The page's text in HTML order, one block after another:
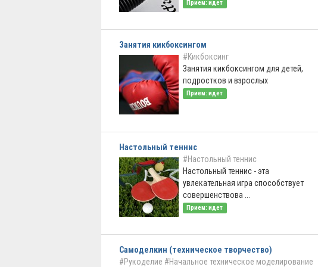
Прием: идет
Занятия кикбоксингом
#Кикбоксинг
Занятия кикбоксингом для детей,
подростков и взрослых
Прием: идет
Настольный теннис
#Настольный теннис
Настольный теннис - эта
увлекательная игра способствует
совершенствова ...
Прием: идет
Самоделкин (техническое творчество)
#Рукоделие #Начальное техническое моделирование